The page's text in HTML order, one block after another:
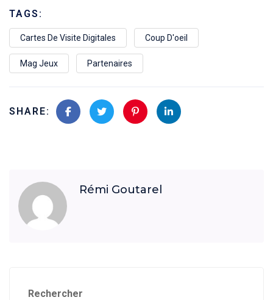
TAGS:
Cartes De Visite Digitales Coup D'oeil
Mag Jeux Partenaires
SHARE:
Rémi Goutarel
Rechercher